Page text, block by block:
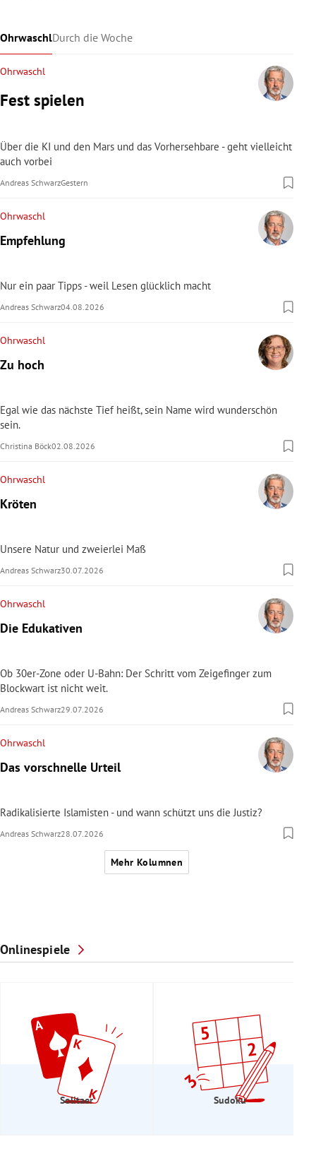
OhrwaschlDurch die Woche
Ohrwaschl
Fest spielen
Über die KI und den Mars und das Vorhersehbare - geht vielleicht
auch vorbei
Andreas SchwarzGestern
Ohrwaschl
Empfehlung
Nur ein paar Tipps - weil Lesen glücklich macht
Andreas Schwarz04.08.2026
Ohrwaschl
Zu hoch
Egal wie das nächste Tief heißt, sein Name wird wunderschön
sein.
Christina Böck02.08.2026
Ohrwaschl
Kröten
Unsere Natur und zweierlei Maß
Andreas Schwarz30.07.2026
Ohrwaschl
Die Edukativen
Ob 30er-Zone oder U-Bahn: Der Schritt vom Zeigefinger zum
Blockwart ist nicht weit.
Andreas Schwarz29.07.2026
Ohrwaschl
Das vorschnelle Urteil
Radikalisierte Islamisten - und wann schützt uns die Justiz?
Andreas Schwarz28.07.2026
Mehr Kolumnen
Onlinespiele
Solitaer Sudoku